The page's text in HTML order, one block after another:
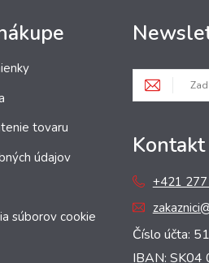
tovaru
údajov
súborov cookie
Kontakt
+421
Číslo účta:
IBAN: